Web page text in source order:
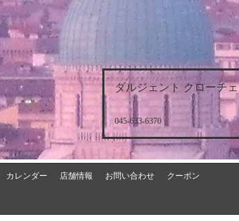
ダルジェント クローチェ
045-633-6370
カレンダー 店舗情報 お問い合わせ クーポン